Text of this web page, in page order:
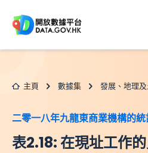
主頁 數據集 發展、地理
二零一八年九龍東商業機構的
表2.18: 在現址工作